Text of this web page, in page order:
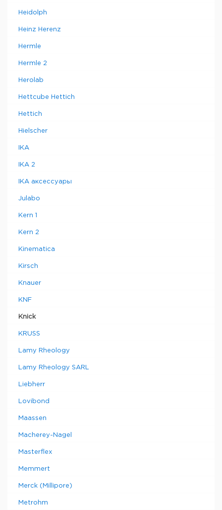
Heidolph
Heinz Herenz
Hermle
Hermle 2
Herolab
Hettcube Hettich
Hettich
Hielscher
IKA
IKA 2
IKA аксессуары
Julabo
Kern 1
Kern 2
Kinematica
Kirsch
Knauer
KNF
Knick
KRUSS
Lamy Rheology
Lamy Rheology SARL
Liebherr
Lovibond
Maassen
Macherey-Nagel
Masterflex
Memmert
Merck (Millipore)
Metrohm